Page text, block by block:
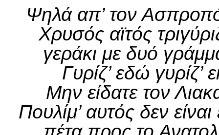
Ψηλά απ’ τον
Χρυσός αϊτός
γεράκι με δυό
Γυρίζ’ εδώ γυρίζ’
Μην είδατε τον
Πουλίμ’ αυτός δεν